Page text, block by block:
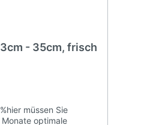
- 35cm, frisch
müssen Sie
optimale